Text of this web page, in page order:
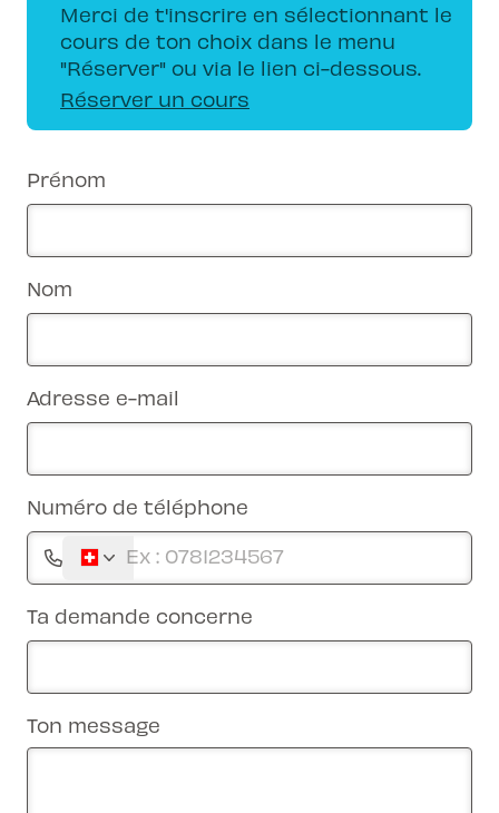
Merci de t'inscrire en sélectionnant le
cours de ton choix dans le menu
"Réserver" ou via le lien ci-dessous.
Réserver un cours
Prénom
Nom
Adresse e-mail
Numéro de téléphone
Ta demande concerne
Ton message